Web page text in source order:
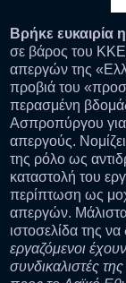
Βρήκε ευκαιρία
σε βάρος του ΚΚΕ,
απεργών της
προβιά του
περασμένη
Ασπροπύργου
απεργούς.
της ρόλο ως
καταστολή του
περίπτωση ως
απεργών.
ιστοσελίδα της
εργαζόμενοι
συνδικαλιστές